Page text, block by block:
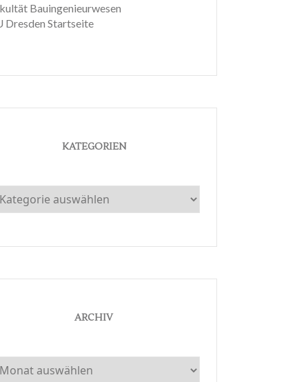
Bauingenieurwesen
Dresden Startseite
KATEGORIEN
ARCHIV